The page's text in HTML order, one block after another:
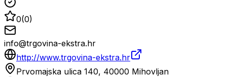
0(0)
info@trgovina-ekstra.hr
http://www.trgovina-ekstra.hr
Prvomajska ulica 140, 40000 Mihovljan